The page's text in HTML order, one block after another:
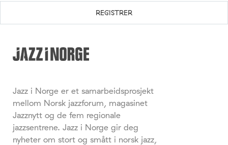
Jazz i Norge er et samarbeidsprosjekt
mellom Norsk jazzforum, magasinet
Jazznytt og de fem regionale
jazzsentrene. Jazz i Norge gir deg
nyheter om stort og smått i norsk jazz,